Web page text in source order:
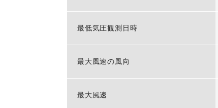
最低気圧観測日時
最大風速の風向
最大風速